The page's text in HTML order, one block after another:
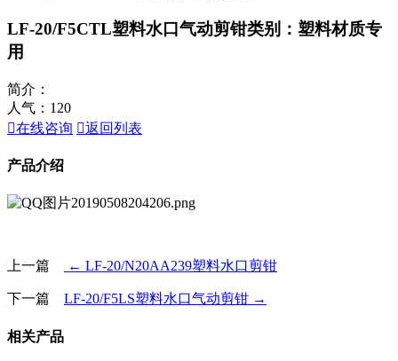
LF-20/F5CTL塑料水口气动剪钳类别：塑料材质专
用
简介：
人气： 120
在线咨询 返回列表
产品介绍
上一篇 ← LF-20/N20AA239塑料水口剪钳
下一篇 LF-20/F5LS塑料水口气动剪钳 →
相关产品